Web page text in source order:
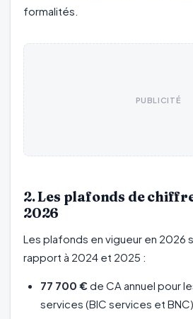
formalités.
PUBLICITÉ
2. Les plafonds de
2026
Les plafonds en vigueur en 2026
rapport à 2024 et 2025 :
77 700 €de CA annuel pour
services (BIC services et